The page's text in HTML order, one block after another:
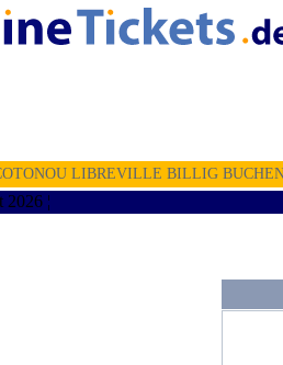
LIBREVILLE BILLIG
2026 ¦